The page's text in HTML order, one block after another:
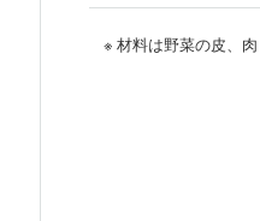
※ 材料は野菜の皮、